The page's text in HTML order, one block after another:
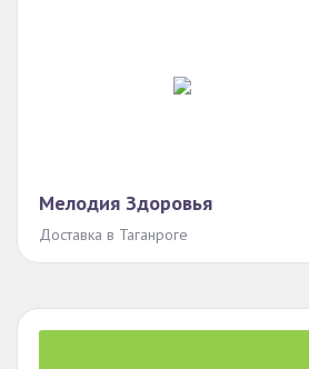
Мелодия Здоровья
Доставка в Таганроге